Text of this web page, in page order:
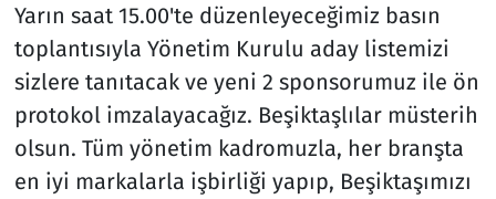
Yarın saat 15.00'te düzenleyeceğimiz basın
toplantısıyla Yönetim Kurulu aday listemizi
sizlere tanıtacak ve yeni 2 sponsorumuz ile ön
protokol imzalayacağız. Beşiktaşlılar müsterih
olsun. Tüm yönetim kadromuzla, her branşta
en iyi markalarla işbirliği yapıp, Beşiktaşımızı